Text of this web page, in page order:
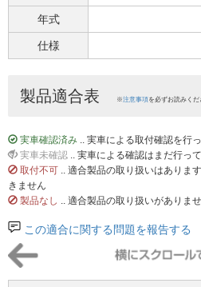
年式
仕様
製品適合表 ※注意事項を必ずお読みくだ
実車確認済み .. 実車による取付確認を行
実車未確認 .. 実車による確認はまだ行っ
取付不可 .. 適合製品の取り扱いはありま
きません
製品なし .. 適合製品の取り扱いがありま
この適合に関する問題を報告する